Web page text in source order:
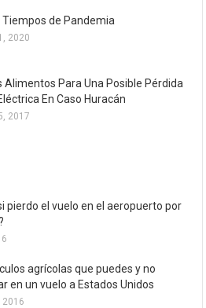
Tiempos de Pandemia
2020
Alimentos Para Una Posible Pérdida
En Caso Huracán
2017
pierdo el vuelo en el aeropuerto por
agrícolas que puedes y no
en un vuelo a Estados Unidos
2016